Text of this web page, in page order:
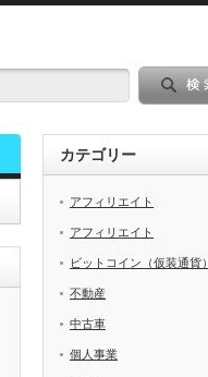
カテゴリー
アフィリエイト
アフィリエイト
ビットコイン（仮装通貨）
不動産
中古車
個人事業